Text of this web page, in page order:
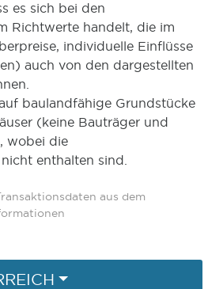
es sich bei den
Richtwerte handelt, die im
individuelle Einflüsse
auch von den dargestellten
baulandfähige Grundstücke
(keine Bauträger und
wobei die
enthalten sind.
aus dem